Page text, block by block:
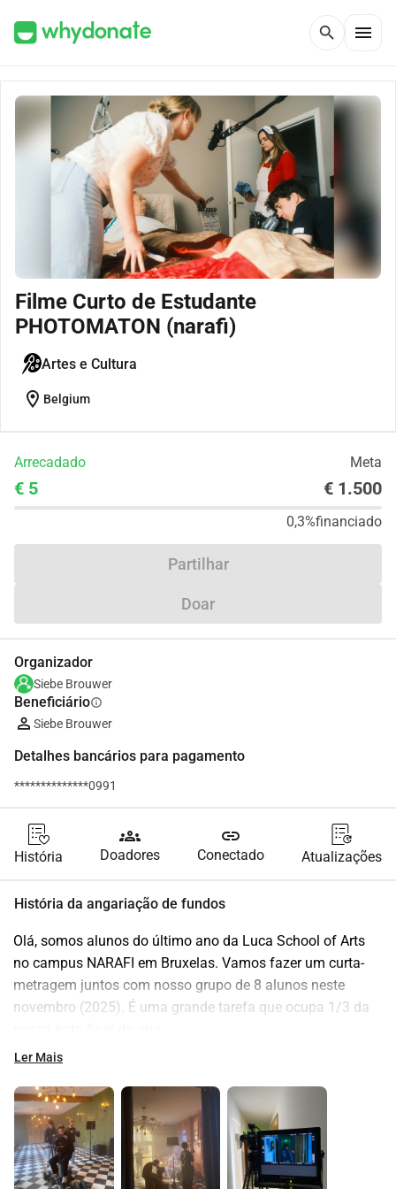
search menu
Filme Curto de Estudante
PHOTOMATON (narafi)
Artes e Cultura
location_on Belgium
Arrecadado Meta
€ 5 € 1.500
0,3%financiado
Partilhar
Doar
Organizador
Siebe Brouwer
Beneficiárioinfo
Siebe Brouwer
Detalhes bancários para pagamento
**************0991
História
groups
Doadores
link
Conectado Atualizações
História da angariação de fundos
Olá, somos alunos do último ano da Luca School of Arts
no campus NARAFI em Bruxelas. Vamos fazer um curta-
metragem juntos com nosso grupo de 8 alunos neste
novembro (2025). É uma grande tarefa que ocupa 1/3 da
É um drama mágico-realista sobre uma jovem que tem um
vislumbre de seu futuro.
Precisamos arrecadar cerca de 8000 euros, um longo
caminho a percorrer :D
Ler Mais